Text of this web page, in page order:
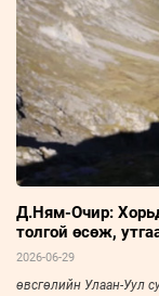
засаг, улс төрийн
Д.Ням-Очир:
толгой өсөж,
хөгжсөнд сэтгэл
2026-06-29
өвсгөлийн Улаан-Уул